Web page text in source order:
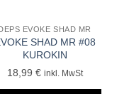
DEPS EVOKE SHAD MR
SHAD MR #08
KUROKIN
18,99 € inkl. MwSt